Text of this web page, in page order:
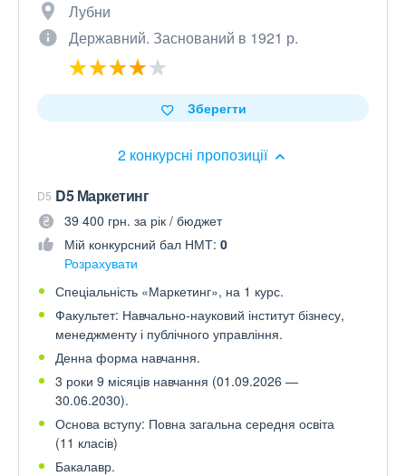
Лубни
Державний. Заснований в 1921 р.
2 конкурсні пропозиції
Зберегти
D5 D5 Маркетинг
39 400 грн. за рік / бюджет
Мій конкурсний бал НМТ: 0
Розрахувати
Спеціальність «Маркетинг», на 1 курс.
Факультет: Навчально-науковий інститут бізнесу,
менеджменту і публічного управління.
Денна форма навчання.
3 роки 9 місяців навчання (01.09.2026 —
30.06.2030).
Основа вступу: Повна загальна середня освіта
(11 класів)
Бакалавр.